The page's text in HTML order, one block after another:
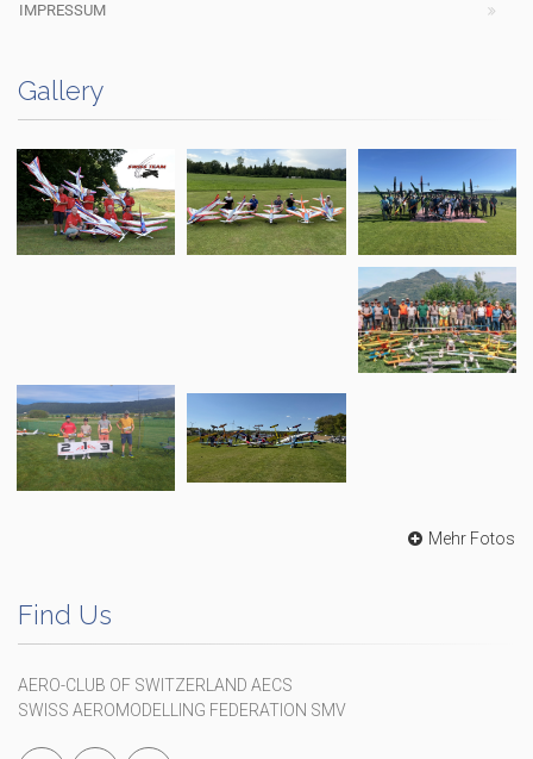
IMPRESSUM
Gallery
Mehr Fotos
Find Us
AERO-CLUB OF SWITZERLAND AECS
SWISS AEROMODELLING FEDERATION SMV